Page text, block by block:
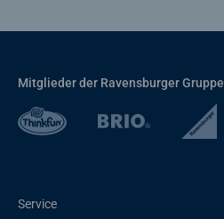
Mitglieder der Ravensburger Gruppe
Service